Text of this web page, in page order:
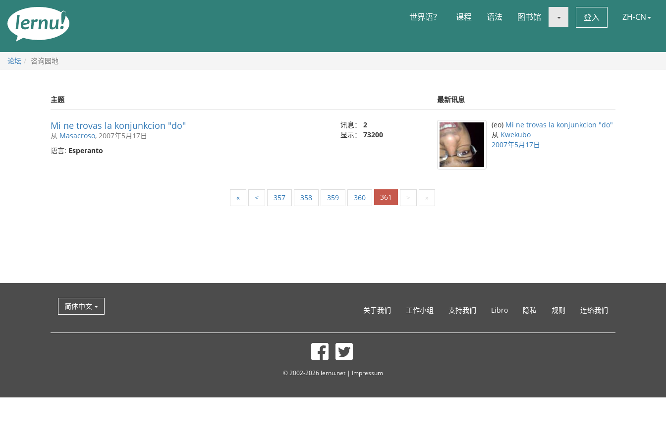
世界语？ 课程 语法 图书馆 登入 ZH-CN
论坛 咨询园地
主题 最新讯息
Mi ne trovas la konjunkcion "do"
从 Masacroso, 2007年5月17日
语言: Esperanto
讯息： 2
显示： 73200
(eo) Mi ne trovas la konjunkcion "do"
从 Kwekubo
2007年5月17日
« < 357 358 359 360 361 > »
简体中文 关于我们 工作小组 支持我们 Libro 隐私 规则 连络我们
© 2002-2026 lernu.net | Impressum